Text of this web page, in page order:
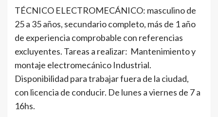
TÉCNICO ELECTROMECÁNICO: masculino de
25 a 35 años, secundario completo, más de 1 año
de experiencia comprobable con referencias
excluyentes. Tareas a realizar: Mantenimiento y
montaje electromecánico Industrial.
Disponibilidad para trabajar fuera de la ciudad,
con licencia de conducir. De lunes a viernes de 7 a
16hs.